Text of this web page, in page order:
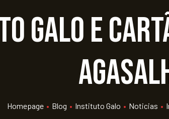
Galo e
Homepage • Blog • Instituto Galo • Noticias •